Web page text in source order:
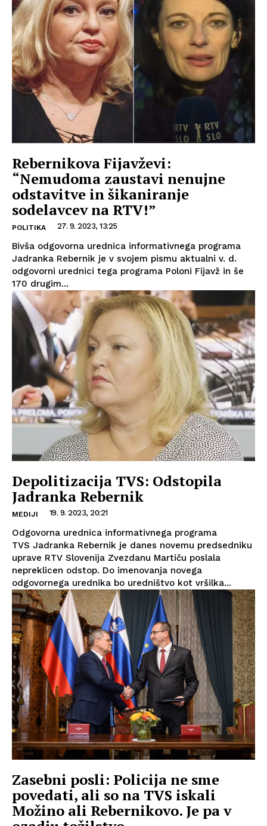
Rebernikova Fijavževi:
“Nemudoma zaustavi nenujne
odstavitve in šikaniranje
sodelavcev na RTV!”
POLITIKA 27. 9. 2023, 13:25
Bivša odgovorna urednica informativnega programa
Jadranka Rebernik je v svojem pismu aktualni v. d.
odgovorni urednici tega programa Poloni Fijavž in še
170 drugim...
Depolitizacija TVS: Odstopila
Jadranka Rebernik
MEDIJI 19. 9. 2023, 20:21
Odgovorna urednica informativnega programa
TVS Jadranka Rebernik je danes novemu predsedniku
uprave RTV Slovenija Zvezdanu Martiču poslala
nepreklicen odstop. Do imenovanja novega
odgovornega urednika bo uredništvo kot vršilka...
Zasebni posli: Policija ne sme
povedati, ali so na TVS iskali
Možino ali Rebernikovo. Je pa v